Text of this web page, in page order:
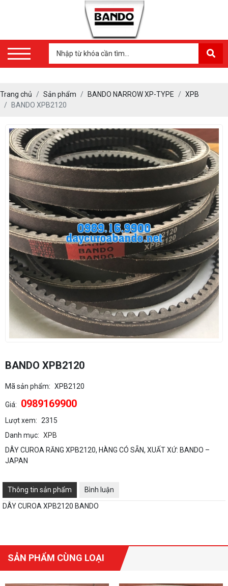
Trang chủ Sản phẩm BANDO NARROW XP-TYPE
XPB
BANDO XPB2120
BANDO XPB2120
Mã sản phẩm: XPB2120
Giá: 0989169900
Lượt xem: 2315
Danh mục: XPB
DÂY CUROA RĂNG XPB2120, HÀNG CÓ SẴN, XUẤT XỨ: BANDO –
JAPAN
Thông tin sản phẩm
Bình luận
DÂY CUROA XPB2120 BANDO
SẢN PHẨM CÙNG LOẠI